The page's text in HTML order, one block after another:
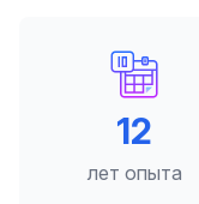
12
лет опыта